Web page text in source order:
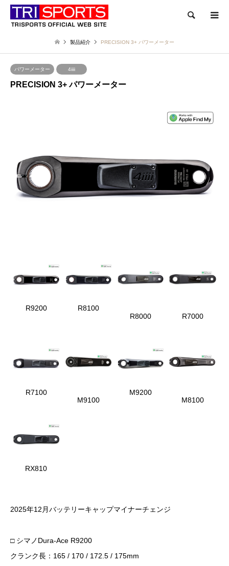
検索
製品紹介 PRECISION 3+ パワーメーター
パワーメーター 4iiii
PRECISION 3+ パワーメーター
R9200
R8100
R8000
R7000
R7100
M9100
M9200
M8100
RX810
2025年12月バッテリーキャップマイナーチェンジ
□ シマノDura-Ace R9200
クランク長：165 / 170 / 172.5 / 175mm